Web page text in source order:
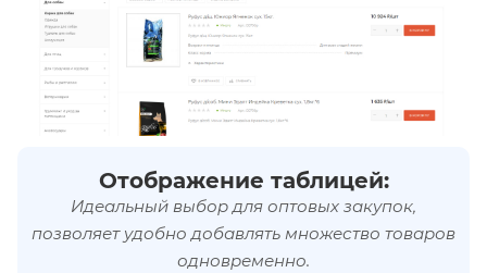
Отображение таблицей:
Идеальный выбор для оптовых закупок,
позволяет удобно добавлять множество товаров
одновременно.